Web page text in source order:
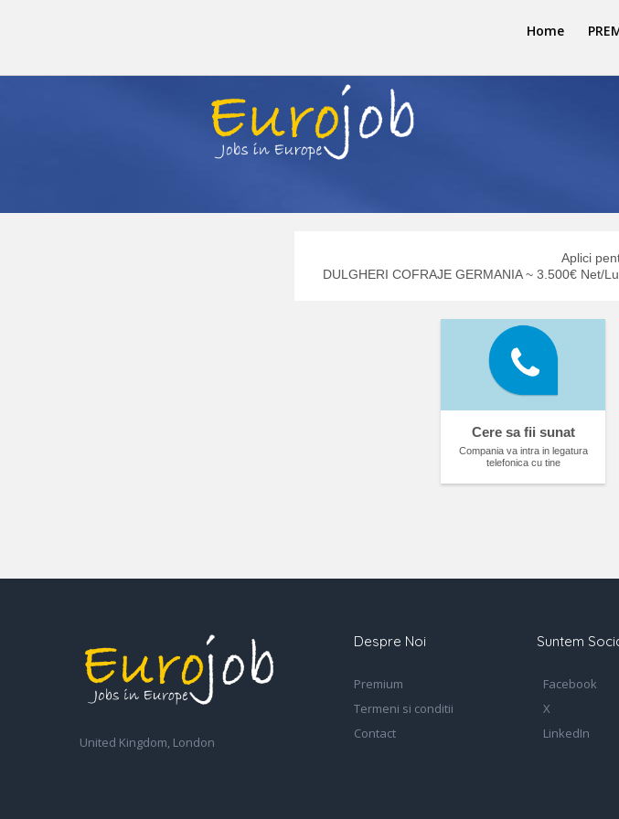
Home
Aplici
DULGHERI COFRAJE GERMANIA ~ 3.500€ Net/
Cere sa fii sunat
Compania va intra in legatura
telefonica cu tine
United Kingdom, London
Despre Noi
Premium
Termeni si conditii
Contact
Suntem
Facebook
X
LinkedIn